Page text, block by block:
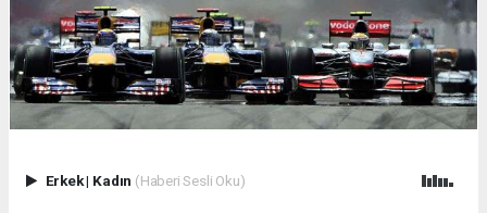
Erkek| Kadın (Haberi Sesli Oku)